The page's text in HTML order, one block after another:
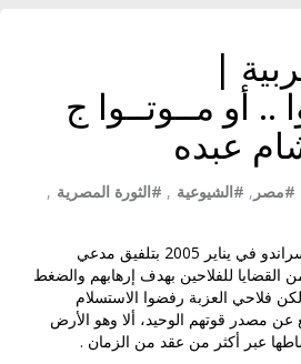
|
.. أو مــوتــوا ج
#مصر , #الشيوعية , #الثورة المصرية ,
بدأت المواجهة في عزبة سراندو في يناير 2005 بتلفيق مدعي
القضايا للفلاحين بهدف إرهابهم والضغط
فلاحي العزبة رفضوا الاستسلام
عن مصدر قوتهم الوحيد، ألا وهو الأرض
عبر أكثر من عقد من الزمان .